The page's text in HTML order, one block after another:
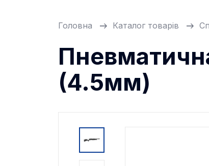
Головна Каталог товарів
(4.5мм)